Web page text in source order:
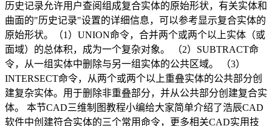
历史记录允许用户查阅组成复合实体的原始形状，有关实体和
曲面的"历史记录"设置的详细信息，可以参考显示复合实体的
原始形状。（1）UNION命令，合并两个或两个以上实体（或
面域）的总体积，成为一个复杂对象。 （2）SUBTRACT命
令，从一组实体中删除与另一组实体的公共区域。 （3）
INTERSECT命令，从两个或两个以上重叠实体的公共部分创
建复杂实体。用于删除非重叠部分，并从公共部分创建复合实
体。 本节CAD三维制图教程小编给大家简单介绍了浩辰CAD
软件中创建符合实体的三个常用命令，更多相关CAD实用技